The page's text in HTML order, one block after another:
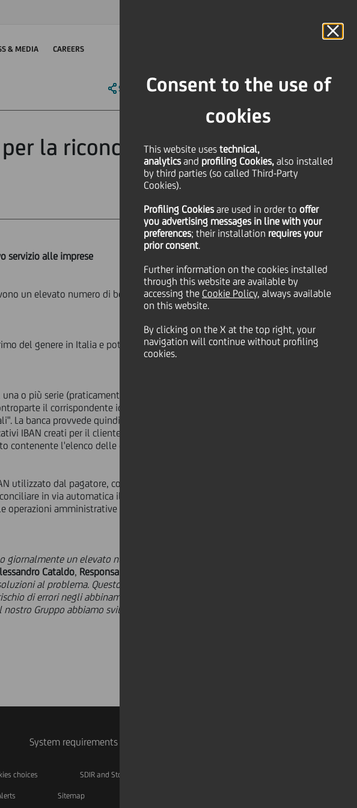
Consent to the use of
cookies
This website uses technical,
analyticsand profiling Cookies, also installed
by third parties (so called Third-Party
Cookies).
Profiling Cookiesare used in order to offer
you advertising messages in line with your
preferences; their installation requires your
prior consent.
Further information on the cookies installed
through this website are available by
accessing the Cookie Policy, always available
on this website.
By clicking on the X at the top right, your
navigation will continue without profiling
cookies.
& MEDIA CAREERS
SHARE PRINT SEND
la riconciliazione dei
servizio alle imprese
un elevato numero di bonifici e che trovano
del genere in Italia e potrebbe interessare
o più serie (praticamente infinite) di identificativi
il corrispondente identificativo IBAN, l'impresa
La banca provvede quindi all'accredito sul conto
IBAN creati per il cliente, indipendentemente dalla
contenente l'elenco delle operazioni.
utilizzato dal pagatore, consentendo così all'azienda
in via automatica il pagamento.
operazioni amministrative dal punto di vista
un elevato numero di bonifici ci riportano
Cataldo, Responsabile Corporate Sales &
al problema. Questo tipo di operatività è molto
di errori negli abbinamenti. Ci siamo fatti carico del
Gruppo abbiamo sviluppato la soluzione per
System requirements
choices SDIR and Storage
Sitemap